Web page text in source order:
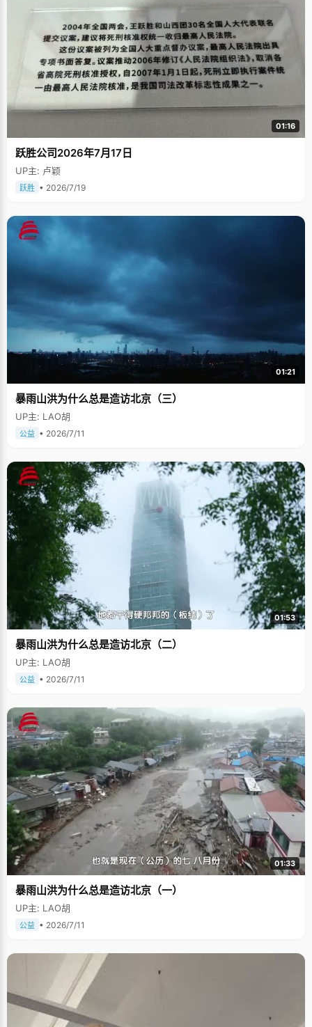
01:16
跃胜公司2026年7月17日
UP主: 卢颖
跃胜 • 2026/7/19
01:21
暴雨山洪为什么总是造访北京（三）
UP主: LAO胡
公益 • 2026/7/11
01:53
暴雨山洪为什么总是造访北京（二）
UP主: LAO胡
公益 • 2026/7/11
01:33
暴雨山洪为什么总是造访北京（一）
UP主: LAO胡
公益 • 2026/7/11